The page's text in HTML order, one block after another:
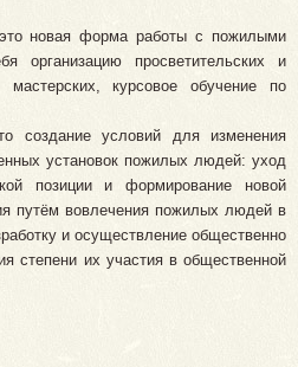
новая форма работы с пожилыми
просветительских и
мастерских, курсовое обучение по
создание условий для изменения
установок пожилых людей: уход
позиции и формирование новой
путём вовлечения пожилых людей в
и осуществление общественно
степени их участия в общественной